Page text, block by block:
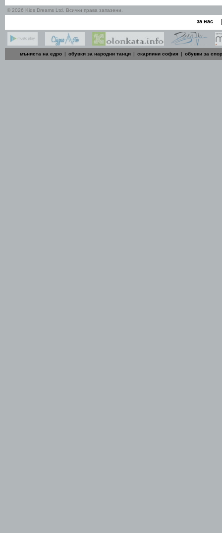
© 2026 Kids Dreams Ltd. Всички права запазени.
за нас
мъниста на едро | обувки за народни танци | скарпини софия | обувки за